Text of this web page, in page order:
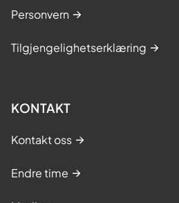
Personvern
Tilgjengelighetserklæring
KONTAKT
Kontakt oss
Endre time